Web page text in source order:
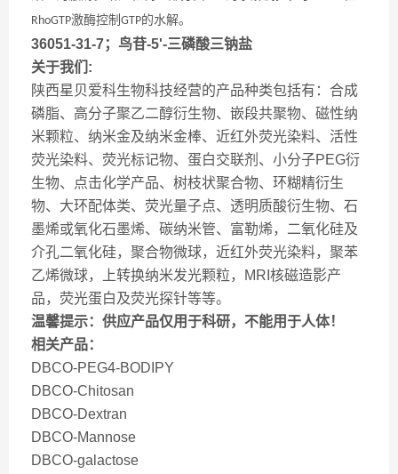
RhoGTP激酶控制 GTP的水解。
36051-31-7；鸟苷-5'-三磷酸三钠盐
关于我们:
陕西星贝爱科生物科技经营的产品种类包括有：合成
磷脂、高分子聚乙二醇衍生物、嵌段共聚物、磁性纳
米颗粒、纳米金及纳米金棒、近红外荧光染料、活性
荧光染料、荧光标记物、蛋白交联剂、小分子PEG衍
生物、点击化学产品、树枝状聚合物、环糊精衍生
物、大环配体类、荧光量子点、透明质酸衍生物、石
墨烯或氧化石墨烯、碳纳米管、富勒烯，二氧化硅及
介孔二氧化硅，聚合物微球，近红外荧光染料，聚苯
乙烯微球，上转换纳米发光颗粒，MRI核磁造影产
品，荧光蛋白及荧光探针等等。
温馨提示：供应产品仅用于科研，不能用于人体！
相关产品：
DBCO-PEG4-BODIPY
DBCO-Chitosan
DBCO-Dextran
DBCO-Mannose
DBCO-galactose